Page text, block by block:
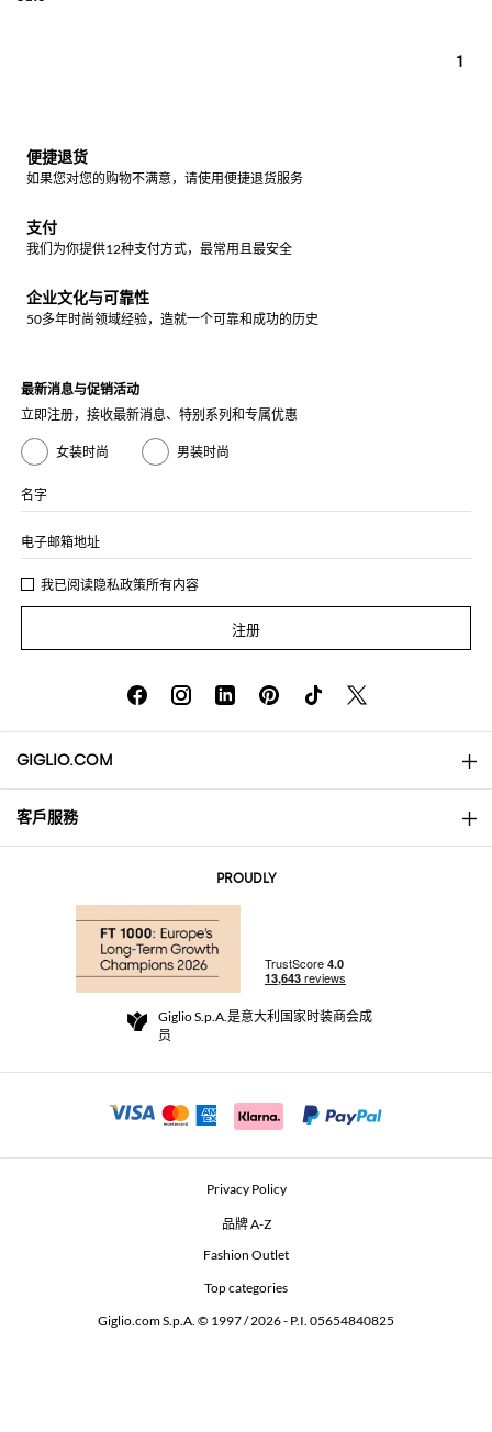
1
便捷退货
如果您对您的购物不满意，请使用便捷退货服务
支付
我们为你提供12种支付方式，最常用且最安全
企业文化与可靠性
50多年时尚领域经验，造就一个可靠和成功的历史
最新消息与促销活动
立即注册，接收最新消息、特别系列和专属优惠
女装时尚 男装时尚
名字
电子邮箱地址
我已阅读隐私政策所有内容
注册
GIGLIO.COM
About
Community Store
Beauty Seekers VIP Club
客戶服務
退货与退款
For a safe shopping experience
Security Communication
PROUDLY
Giglio S.p.A.是意大利国家时装商会成
员
Privacy Policy
品牌 A-Z
Fashion Outlet
Top categories
Giglio.com S.p.A. © 1997 / 2026 - P.I. 05654840825